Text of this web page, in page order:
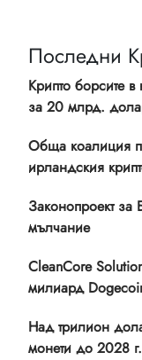
Последни
Крипто борсите
за 20 млрд.
Обща коалиция
ирландския
Законопроект за
мълчание
CleanCore
милиард
Над трилион
монети до 2028 г.